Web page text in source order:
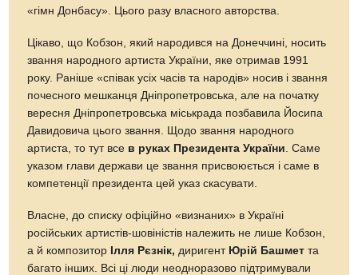
«гімн Донбасу». Цього разу власного авторства.
Цікаво, що Кобзон, який народився на Донеччині, носить
звання народного артиста України, яке отримав 1991
року. Раніше «співак усіх часів та народів» носив і звання
почесного мешканця Дніпропетровська, але на початку
вересня Дніпропетровська міськрада позбавила Йосипа
Давидовича цього звання. Щодо звання народного
артиста, то тут все в руках Президента України . Саме
указом глави держави це звання присвоюється і саме в
компетенції президента цей указ скасувати.
Власне, до списку офіційно «визнаних» в Україні
російських артистів-шовіністів належить не лише Кобзон,
а й композитор Ілля Рєзнік, диригент Юрій Башмет та
багато інших. Всі ці люди неодноразово підтримували